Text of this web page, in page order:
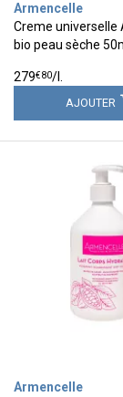
Armencelle
Creme universelle
bio peau sèche
279€80/
AJOUTER
Armencelle